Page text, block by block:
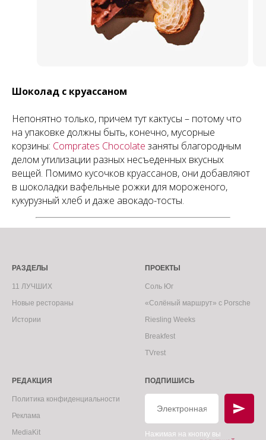
Шоколад с круассаном
Непонятно только, причем тут кактусы – потому что
на упаковке должны быть, конечно, мусорные
корзины: Comprates Chocolate заняты благородным
делом утилизации разных несъеденных вкусных
вещей. Помимо кусочков круассанов, они добавляют
в шоколадки вафельные рожки для мороженого,
кукурузный хлеб и даже авокадо-тосты.
РАЗДЕЛЫ
11 ЛУЧШИХ
Новые рестораны
Истории
ПРОЕКТЫ
Соль Юг
«Солёный маршрут» с Porsche
Riesling Weeks
Breakfest
TVrest
РЕДАКЦИЯ
Политика конфиденциальности
Реклама
MediaKit
ПОДПИШИСЬ
Нажимая на кнопку вы